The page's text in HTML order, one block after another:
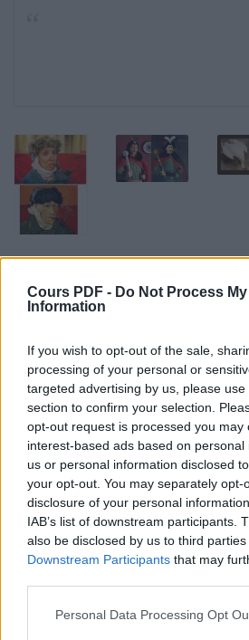
Cours PDF - Do Not Process
Information
If you wish to opt-out of the sale,
processing of your personal or
targeted advertising by us, please
section to confirm your selection.
opt-out request is processed you may
interest-based ads based on
us or personal information disclosed
your opt-out. You may separately opt-
disclosure of your personal
IAB’s list of downstream participants.
also be disclosed by us to third
Downstream Participants that may
Personal Data Processing Opt
Face à face.pdf (PDF, 6.6 Mo)
Partager le document